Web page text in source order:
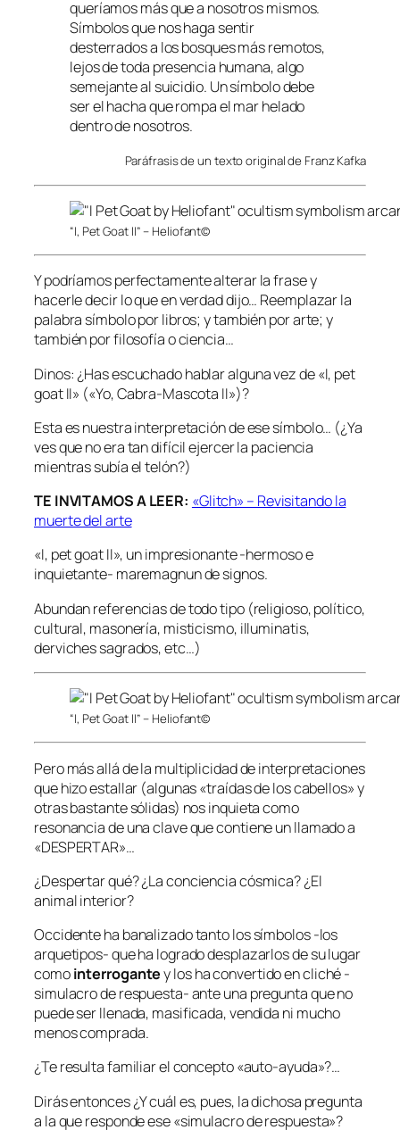
queríamos más que a nosotros mismos.
Símbolos que nos haga sentir
desterrados a los bosques más remotos,
lejos de toda presencia humana, algo
semejante al suicidio. Un símbolo debe
ser el hacha que rompa el mar helado
dentro de nosotros.
Paráfrasis de un texto original de Franz Kafka
“I, Pet Goat II” – Heliofant©
Y podríamos perfectamente alterar la frase y
hacerle decir lo que en verdad dijo… Reemplazar la
palabra símbolo por libros; y también por arte; y
también por filosofía o ciencia…
Dinos: ¿Has escuchado hablar alguna vez de «I, pet
goat II» («Yo, Cabra-Mascota II»)?
Esta es nuestra interpretación de ese símbolo… (¿Ya
ves que no era tan difícil ejercer la paciencia
mientras subía el telón?)
TE INVITAMOS A LEER: «Glitch» – Revisitando la
muerte del arte
«I, pet goat II», un impresionante -hermoso e
inquietante- maremagnun de signos.
Abundan referencias de todo tipo (religioso, político,
cultural, masonería, misticismo, illuminatis,
derviches sagrados, etc…)
“I, Pet Goat II” – Heliofant©
Pero más allá de la multiplicidad de interpretaciones
que hizo estallar (algunas «traídas de los cabellos» y
otras bastante sólidas) nos inquieta como
resonancia de una clave que contiene un llamado a
«DESPERTAR»…
¿Despertar qué? ¿La conciencia cósmica? ¿El
animal interior?
Occidente ha banalizado tanto los símbolos -los
arquetipos- que ha logrado desplazarlos de su lugar
comointerrogantey los ha convertido en cliché -
simulacro de respuesta- ante una pregunta que no
puede ser llenada, masificada, vendida ni mucho
menos comprada.
¿Te resulta familiar el concepto «auto-ayuda»?…
Dirás entonces ¿Y cuál es, pues, la dichosa pregunta
a la que responde ese «simulacro de respuesta»?